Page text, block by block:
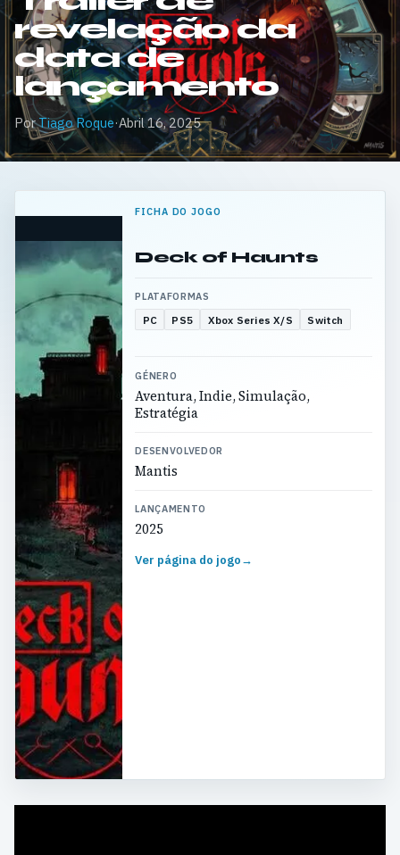
revelação da
data de
lançamento
PorTiago Roque·Abril 16, 2025
FICHA DO JOGO
Deck of Haunts
PLATAFORMAS
PC PS5 Xbox Series X/S Switch
GÉNERO
Aventura, Indie, Simulação,
Estratégia
DESENVOLVEDOR
Mantis
LANÇAMENTO
2025
Ver página do jogo→